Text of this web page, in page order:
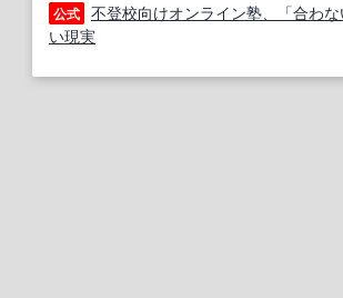
公式 不登校向けオンライン塾、「合わ
い現実